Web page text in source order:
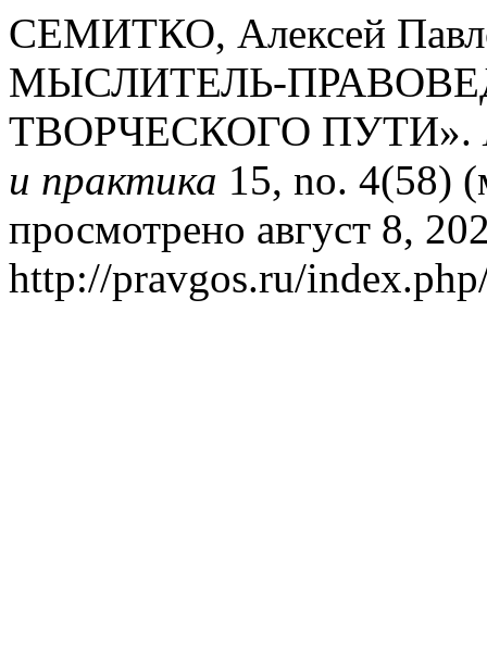
СЕМИТКО, Алексей
МЫСЛИТЕЛЬ-
ТВОРЧЕСКОГО ПУТИ».
и практика 15, no. 4(58)
просмотрено август 8,
http://pravgos.ru/